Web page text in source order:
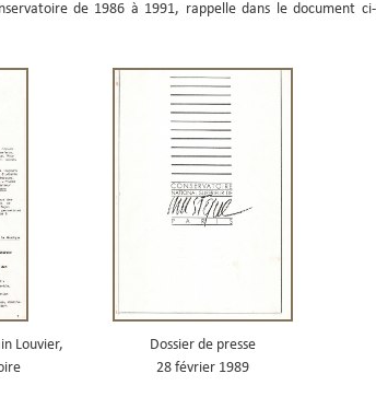
de 1986 à 1991, rappelle dans le document
Louvier,
Dossier de presse
28 février 1989